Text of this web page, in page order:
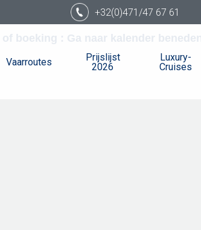
+32(0)471/47 67 61
Vaarroutes
Prijslijst
2026
Luxury-
Cruises
boeking : Ga naar kalender